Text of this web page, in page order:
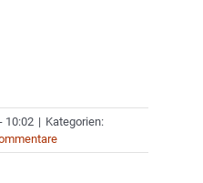
10:02 | Kategorien: